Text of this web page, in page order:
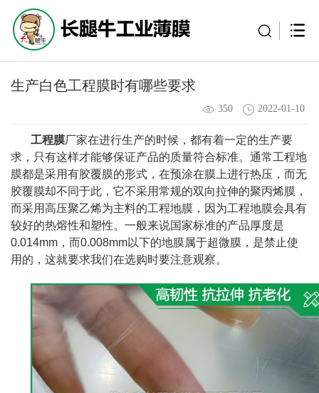
生产白色工程膜时有哪些要求
350 2022-01-10
工程膜厂家在进行生产的时候，都有着一定的生产要
求，只有这样才能够保证产品的质量符合标准。通常工程地
膜都是采用有胶覆膜的形式，在预涂在膜上进行热压，而无
胶覆膜却不同于此，它不采用常规的双向拉伸的聚丙烯膜，
而采用高压聚乙烯为主料的工程地膜，因为工程地膜会具有
较好的热熔性和塑性。一般来说国家标准的产品厚度是
0.014mm，而0.008mm以下的地膜属于超微膜，是禁止使
用的，这就要求我们在选购时要注意观察。